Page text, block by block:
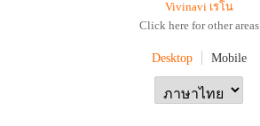
Vivinavi เรโน
Click here for other areas
Desktop Mobile